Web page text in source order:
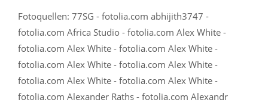
Fotoquellen: 77SG - fotolia.com abhijith3747 -
fotolia.com Africa Studio - fotolia.com Alex White -
fotolia.com Alex White - fotolia.com Alex White -
fotolia.com Alex White - fotolia.com Alex White -
fotolia.com Alex White - fotolia.com Alex White -
fotolia.com Alexander Raths - fotolia.com Alexandr